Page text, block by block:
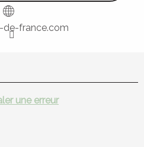
de-france.com
une erreur